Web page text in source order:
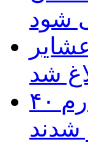
شود
عشایر
شد
۴۰ روستای شهرستان گِرمی از اینترنت نسل چهارم
شدند